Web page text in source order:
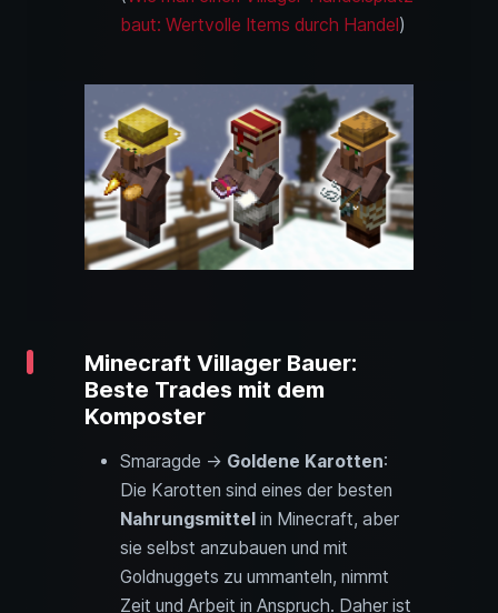
baut: Wertvolle Items durch Handel )
Minecraft Villager Bauer:
Beste Trades mit dem
Komposter
Smaragde → Goldene Karotten:
Die Karotten sind eines der besten
Nahrungsmittel in Minecraft, aber
sie selbst anzubauen und mit
Goldnuggets zu ummanteln, nimmt
Zeit und Arbeit in Anspruch. Daher ist